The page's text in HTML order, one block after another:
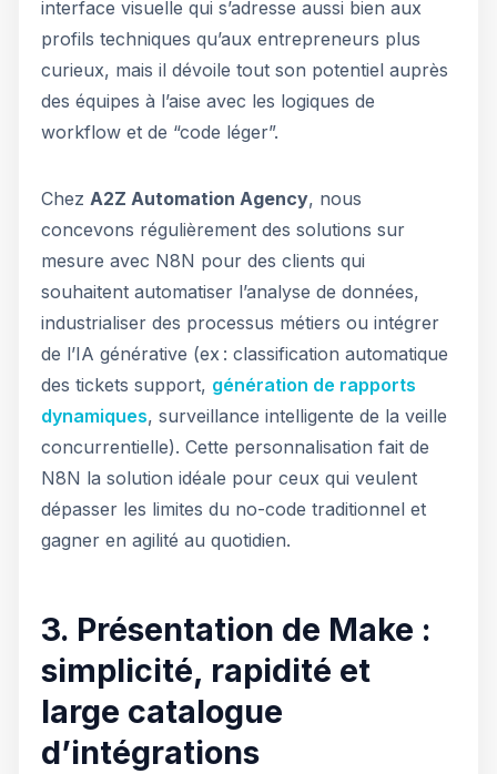
interface visuelle qui s’adresse aussi bien aux
profils techniques qu’aux entrepreneurs plus
curieux, mais il dévoile tout son potentiel auprès
des équipes à l’aise avec les logiques de
workflow et de “code léger”.
Chez A2Z Automation Agency, nous
concevons régulièrement des solutions sur
mesure avec N8N pour des clients qui
souhaitent automatiser l’analyse de données,
industrialiser des processus métiers ou intégrer
de l’IA générative (ex : classification automatique
des tickets support, génération de rapports
dynamiques, surveillance intelligente de la veille
concurrentielle). Cette personnalisation fait de
N8N la solution idéale pour ceux qui veulent
dépasser les limites du no-code traditionnel et
gagner en agilité au quotidien.
3. Présentation de Make :
simplicité, rapidité et
large catalogue
d’intégrations